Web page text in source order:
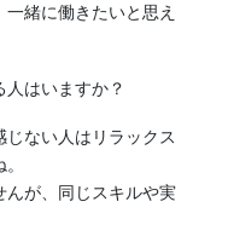
一緒に働きたいと思え
はいますか？
ない人はリラックス
んが、同じスキルや実